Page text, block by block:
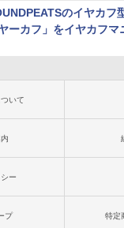
のイヤカフ
ーカフ」をイヤカフマ
いて
ー
プ 特定